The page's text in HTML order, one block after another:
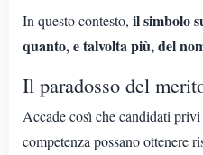
In questo contesto, il simbolo
quanto, e talvolta più, del
Il paradosso del
Accade così che candidati
competenza possano ottenere